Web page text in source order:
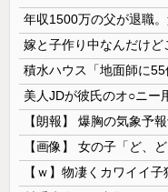
嫁と子作り中なんだけど
【朗報】 爆胸の気象予
【画像】 女の子「ど、
【ｗ】物凄くカワイイ